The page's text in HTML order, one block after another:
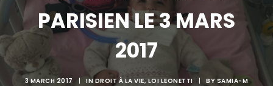
EN
PARISIEN LE 3 MARS
2017
3 MARCH 2017 | INDROIT À LA VIE, LOI LEONETTI | BY SAMIA-M